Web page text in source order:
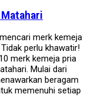
merk kemeja
perlu khawatir!
merk kemeja pria
Mulai dari
beragam
memenuhi setiap